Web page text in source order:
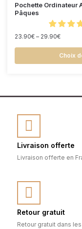
Pochette Ordinateur
Pâques
23.90€ – 29.90€
Choix
Livraison offerte
Livraison offerte en
Retour gratuit
Retour gratuit dans